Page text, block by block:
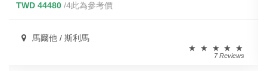
TWD 44480 /4此為參考價
馬爾他 / 斯利馬
7 Reviews